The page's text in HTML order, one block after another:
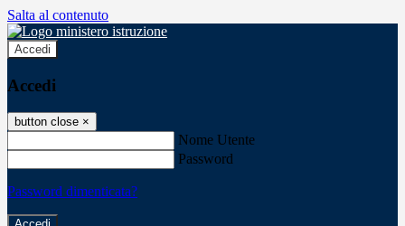
Salta al contenuto
Accedi
Accedi
button close ×
Nome Utente
Password
Password dimenticata?